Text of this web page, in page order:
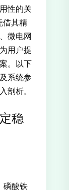
性的关
借其精
微电网
用户提
。以下
系统参
剖析。
稳
磷酸铁